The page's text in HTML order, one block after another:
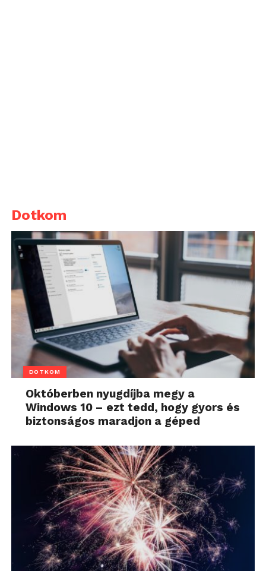
Dotkom
DOTKOM
Októberben nyugdíjba megy a
Windows 10 – ezt tedd, hogy gyors és
biztonságos maradjon a géped